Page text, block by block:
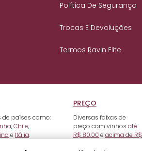
Política De Segurança
Trocas E Devoluções
Termos Ravin Elite
de países como:
,Chile,
e Itália.
PREÇO
Diversas faixas de
preço com vinhos até
R$ 80,00 e acima de R$